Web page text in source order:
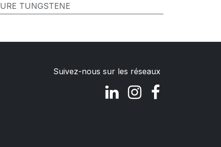
TUNGSTENE
Suivez-nous sur les réseaux